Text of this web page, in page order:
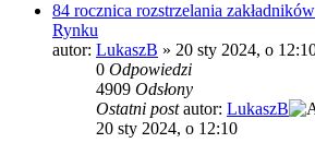
84 rocznica rozstrzelania
Rynku
autor: LukaszB » 20 sty 2024, o
0 Odpowiedzi
4909 Odsłony
Ostatni postautor: LukaszB
20 sty 2024, o 12:10